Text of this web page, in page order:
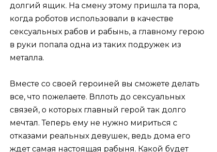
долгий ящик. На смену этому пришла та пора,
когда роботов использовали в качестве
сексуальных рабов и рабынь, а главному герою
в руки попала одна из таких подружек из
металла.
Вместе со своей героиней вы сможете делать
все, что пожелаете. Вплоть до сексуальных
связей, о которых главный герой так долго
мечтал. Теперь ему не нужно мириться с
отказами реальных девушек, ведь дома его
ждет самая настоящая рабыня. Какой будет